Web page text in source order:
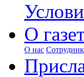
О
О нас